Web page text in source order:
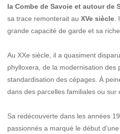
la Combe de Savoie et autour de
sa trace remonterait au XVe siècle
grande capacité de garde et sa
Au XXe siècle, il a quasiment
phylloxera, de la modernisation des
standardisation des cépages. À
dans des parcelles familiales ou sur
Sa redécouverte dans les années
passionnés a marqué le début